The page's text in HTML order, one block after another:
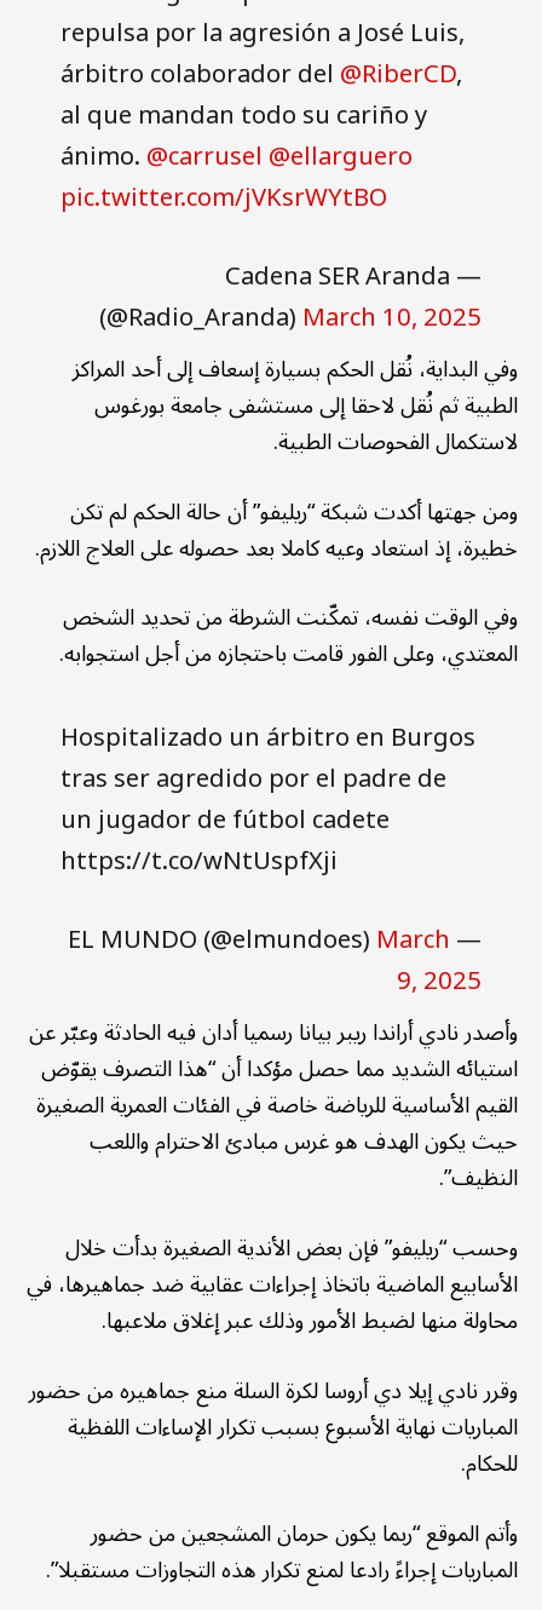
repulsa por la agresión a José Luis,
árbitro colaborador del@RiberCD,
al que mandan todo su cariño y
ánimo.@carrusel@ellarguero
pic.twitter.com/jVKsrWYtBO
— Cadena SER Aranda
(@Radio_Aranda)March 10, 2025
وفي البداية، نُقل الحكم بسيارة إسعاف إلى أحد المراكز
الطبية ثم نُقل لاحقا إلى مستشفى جامعة بورغوس
لاستكمال الفحوصات الطبية.
ومن جهتها أكدت شبكة “ريليفو” أن حالة الحكم لم تكن
خطيرة، إذ استعاد وعيه كاملا بعد حصوله على العلاج اللازم.
وفي الوقت نفسه، تمكّنت الشرطة من تحديد الشخص
المعتدي، وعلى الفور قامت باحتجازه من أجل استجوابه.
Hospitalizado un árbitro en Burgos
tras ser agredido por el padre de
un jugador de fútbol cadete
https://t.co/wNtUspfXji
— EL MUNDO (@elmundoes)
March
9, 2025
وأصدر نادي أراندا ريبر بيانا رسميا أدان فيه الحادثة وعبّر عن
استيائه الشديد مما حصل مؤكدا أن “هذا التصرف يقوّض
القيم الأساسية للرياضة خاصة في الفئات العمرية الصغيرة
حيث يكون الهدف هو غرس مبادئ الاحترام واللعب
النظيف”.
وحسب “ريليفو” فإن بعض الأندية الصغيرة بدأت خلال
الأسابيع الماضية باتخاذ إجراءات عقابية ضد جماهيرها، في
محاولة منها لضبط الأمور وذلك عبر إغلاق ملاعبها.
وقرر نادي إيلا دي أروسا لكرة السلة منع جماهيره من حضور
المباريات نهاية الأسبوع بسبب تكرار الإساءات اللفظية
للحكام.
وأتم الموقع “ربما يكون حرمان المشجعين من حضور
المباريات إجراءً رادعا لمنع تكرار هذه التجاوزات مستقبلا”.